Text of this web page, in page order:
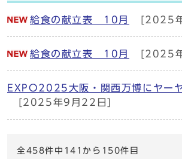
給食の献立表 10月 [2025
給食の献立表 10月 [2025
EXPO2025大阪・関西万博にヤーヤ
[2025年9月22日]
全458件中141から150件目